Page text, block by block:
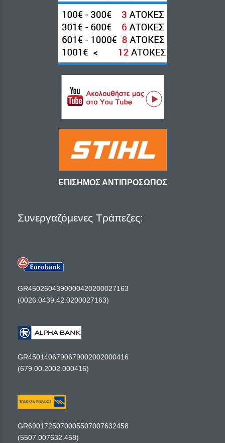
ΕΠΙΣΗΜΟΣ ΑΝΤΙΠΡΟΣΩΠΟΣ
Συνεργαζόμενες Τράπεζες:
GR4502604390000420200027163
(0026.0439.42.0200027163)
GR4501406790679002002000416
(679.00.2002.000416)
GR6901725070005507007632458
(5507.007632.458)